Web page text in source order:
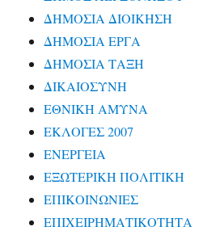
ΔΗΜΟΣΙΑ ΔΙΟΙΚΗΣΗ
ΔΗΜΟΣΙΑ ΕΡΓΑ
ΔΗΜΟΣΙΑ ΤΑΞΗ
ΔΙΚΑΙΟΣΥΝΗ
ΕΘΝΙΚΗ ΑΜΥΝΑ
ΕΚΛΟΓΕΣ 2007
ΕΝΕΡΓΕΙΑ
ΕΞΩΤΕΡΙΚΗ ΠΟΛΙΤΙΚΗ
ΕΠΙΚΟΙΝΩΝΙΕΣ
ΕΠΙΧΕΙΡΗΜΑΤΙΚΟΤΗΤΑ